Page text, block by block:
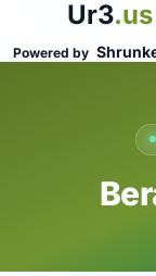
Ur3.us
Powered by